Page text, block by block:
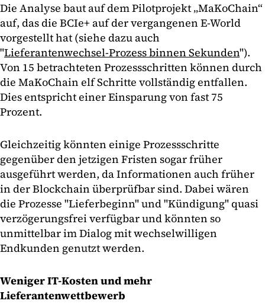
Die Analyse baut auf dem Pilotprojekt „MaKoChain“
auf, das die BCIe+ auf der vergangenen E-World
vorgestellt hat (siehe dazu auch
"Lieferantenwechsel-Prozess binnen Sekunden").
Von 15 betrachteten Prozessschritten können durch
die MaKoChain elf Schritte vollständig entfallen.
Dies entspricht einer Einsparung von fast 75
Prozent.
Gleichzeitig könnten einige Prozessschritte
gegenüber den jetzigen Fristen sogar früher
ausgeführt werden, da Informationen auch früher
in der Blockchain überprüfbar sind. Dabei wären
die Prozesse "Lieferbeginn" und "Kündigung" quasi
verzögerungsfrei verfügbar und könnten so
unmittelbar im Dialog mit wechselwilligen
Endkunden genutzt werden.
Weniger IT-Kosten und mehr
Lieferantenwettbewerb